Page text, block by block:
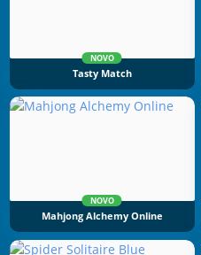
NOVO
Tasty Match
NOVO
Mahjong Alchemy Online